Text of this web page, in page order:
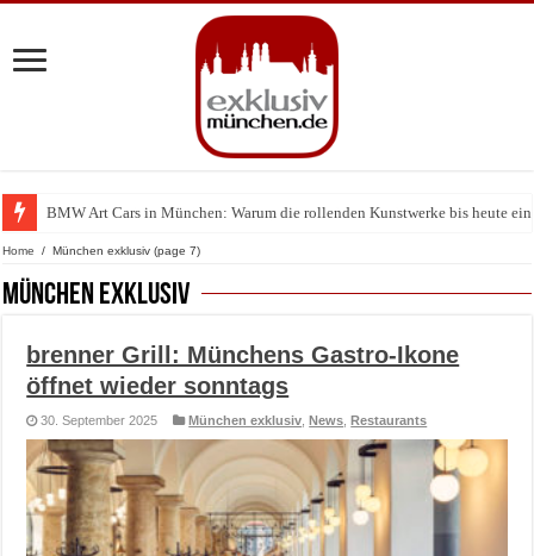
BMW Art Cars in München: Warum die rollenden Kunstwerke bis heute
Home / München exklusiv (page 7)
München exklusiv
brenner Grill: Münchens Gastro-Ikone
öffnet wieder sonntags
30. September 2025 München exklusiv ,News ,Restaurants